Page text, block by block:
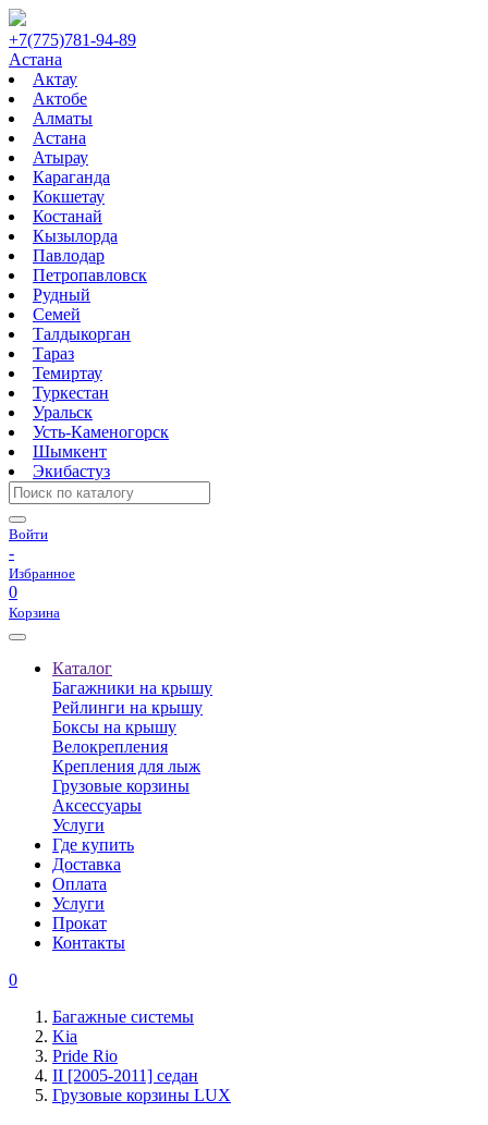
+7(775)781-94-89
Астана
Актау
Актобе
Алматы
Астана
Атырау
Караганда
Кокшетау
Костанай
Кызылорда
Павлодар
Петропавловск
Рудный
Семей
Талдыкорган
Тараз
Темиртау
Туркестан
Уральск
Усть-Каменогорск
Шымкент
Экибастуз
Войти
-
Избранное
0
Корзина
Каталог
Багажники на крышу
Рейлинги на крышу
Боксы на крышу
Велокрепления
Крепления для лыж
Грузовые корзины
Аксессуары
Услуги
Где купить
Доставка
Оплата
Услуги
Прокат
Контакты
0
Багажные системы
Kia
Pride Rio
II [2005-2011] седан
Грузовые корзины LUX